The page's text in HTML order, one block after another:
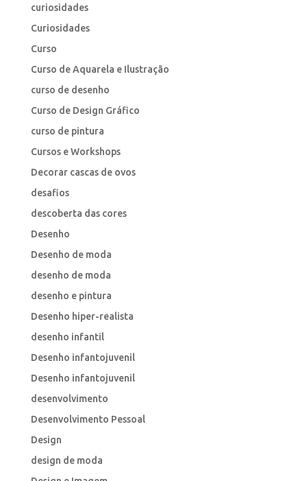
curiosidades
Curiosidades
Curso
Curso de Aquarela e Ilustração
curso de desenho
Curso de Design Gráfico
curso de pintura
Cursos e Workshops
Decorar cascas de ovos
desafios
descoberta das cores
Desenho
Desenho de moda
desenho de moda
desenho e pintura
Desenho hiper-realista
desenho infantil
Desenho infantojuvenil
Desenho infantojuvenil
desenvolvimento
Desenvolvimento Pessoal
Design
design de moda